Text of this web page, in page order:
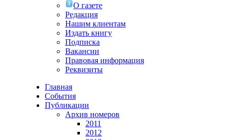
О газете
Редакция
Нашим клиентам
Издать книгу
Подписка
Вакансии
Правовая информация
Реквизиты
Главная
События
Публикации
Архив номеров
2011
2012